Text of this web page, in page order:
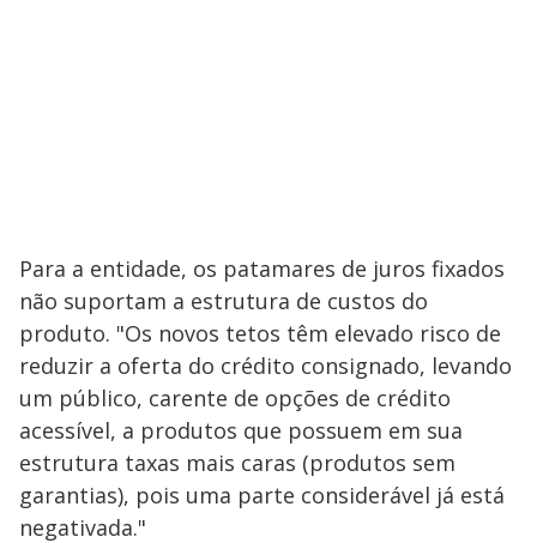
Para a entidade, os patamares de juros fixados
não suportam a estrutura de custos do
produto. "Os novos tetos têm elevado risco de
reduzir a oferta do crédito consignado, levando
um público, carente de opções de crédito
acessível, a produtos que possuem em sua
estrutura taxas mais caras (produtos sem
garantias), pois uma parte considerável já está
negativada."